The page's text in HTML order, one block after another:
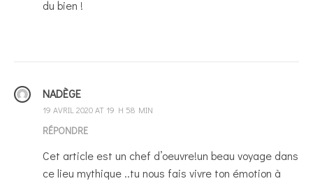
du bien !
NADÈGE
19 AVRIL 2020 AT 19 H 58 MIN
RÉPONDRE
Cet article est un chef d’oeuvre!un beau voyage dans
ce lieu mythique ..tu nous fais vivre ton émotion à